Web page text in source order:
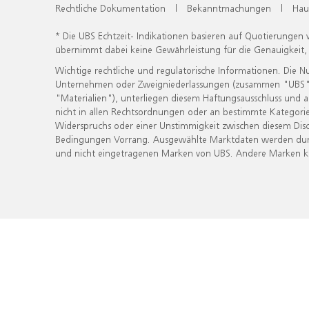
Rechtliche Dokumentation | Bekanntmachungen |
* Die UBS Echtzeit- Indikationen basieren auf
übernimmt dabei keine Gewährleistung für die
Wichtige rechtliche und regulatorische Informationen. Die
Unternehmen oder Zweigniederlassungen (zusammen
"Materialien"), unterliegen diesem Haftungsausschluss
nicht in allen Rechtsordnungen oder an bestimmte
Widerspruchs oder einer Unstimmigkeit zwischen diesem
Bedingungen Vorrang. Ausgewählte Marktdaten werden
und nicht eingetragenen Marken von UBS. Andere Marken